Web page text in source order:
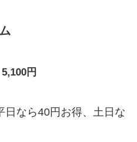
円
日なら40円お得、土日な